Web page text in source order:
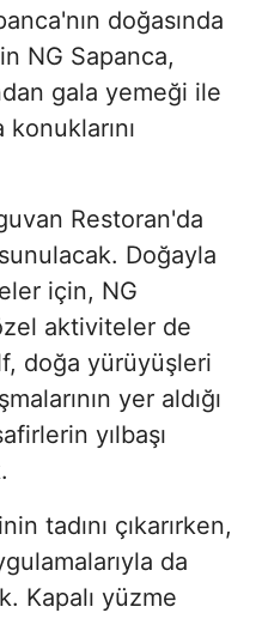
doğasında
NG Sapanca,
gala yemeği ile
Restoran'da
Doğayla
için, NG
aktiviteler de
doğa yürüyüşleri
yer aldığı
yılbaşı
tadını çıkarırken,
da
Kapalı yüzme